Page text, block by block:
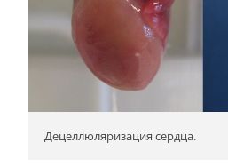
Децеллюляризация сердца.